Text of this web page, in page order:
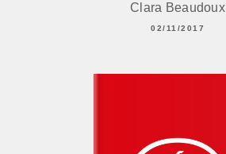
Clara Beaudoux
02/11/2017